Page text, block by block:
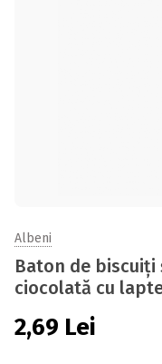
Albeni
Baton de biscuiți
ciocolată cu
2,69 Lei